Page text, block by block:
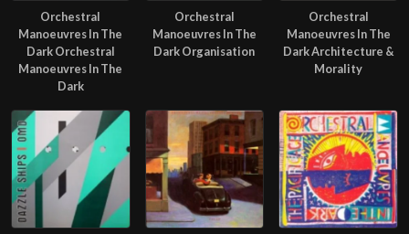
Orchestral
Manoeuvres In The
Dark Orchestral
Manoeuvres In The
Dark
Orchestral
Manoeuvres In The
Dark Organisation
Orchestral
Manoeuvres In The
Dark Architecture &
Morality